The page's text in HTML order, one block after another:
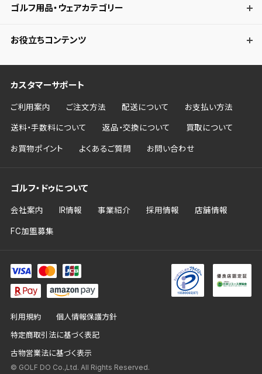
ゴルフ用品・ウェアカテゴリー
お役立ちコンテンツ
カスタマーサポート
ご利用案内 ご注文方法 配送について お支払い方法
送料・手数料について 返品・交換について 買取について
お買物ポイント よくあるご質問 お問い合わせ
ゴルフ・ドゥについて
会社案内 IR情報 事業紹介 採用情報 店舗情報
FC加盟募集
利用規約 個人情報保護方針
特定商取引法に基づく表記
古物営業法に基づく表示
© GOLF DO Co.,Ltd. All Rights Reserved.